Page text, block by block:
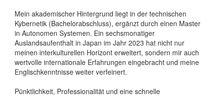
Mein akademischer Hintergrund liegt in der technischen
Kybernetik (Bachelorabschluss), ergänzt durch einen Master
in Autonomen Systemen. Ein sechsmonatiger
Auslandsaufenthalt in Japan im Jahr 2023 hat nicht nur
meinen interkulturellen Horizont erweitert, sondern mir auch
wertvolle internationale Erfahrungen eingebracht und meine
Englischkenntnisse weiter verfeinert.
Pünktlichkeit, Professionalität und eine schnelle